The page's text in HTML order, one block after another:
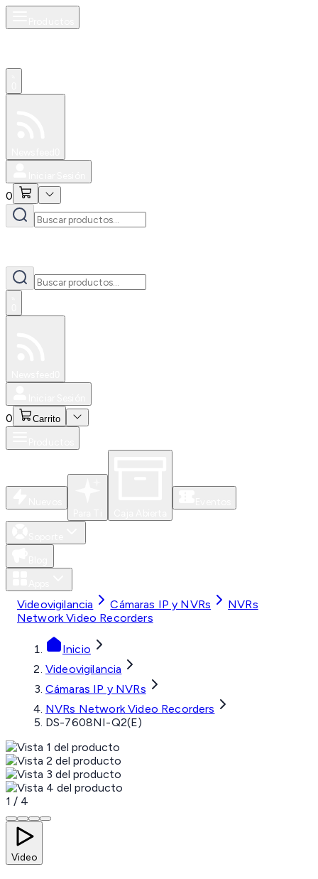
0
0 Carrito
Videovigilancia Cámaras IP y NVRs
NVRs
Network Video Recorders
Inicio
Videovigilancia
Cámaras IP y NVRs
NVRs Network Video Recorders
DS-7608NI-Q2(E)
1 / 4
Video